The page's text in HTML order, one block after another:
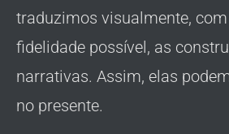
traduzimos visualmente,
fidelidade possível, as
narrativas. Assim, elas
no presente.